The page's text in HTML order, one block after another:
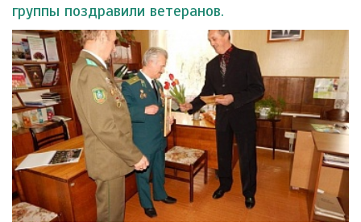
группы поздравили ветеранов.